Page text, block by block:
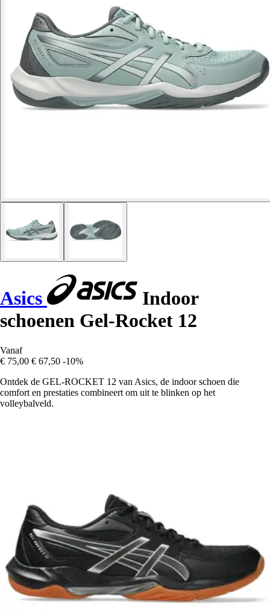
Asics
Indoor
schoenen Gel-Rocket 12
Vanaf
€ 75,00 € 67,50 -10%
Ontdek de GEL-ROCKET 12 van Asics, de indoor schoen die
comfort en prestaties combineert om uit te blinken op het
volleybalveld.